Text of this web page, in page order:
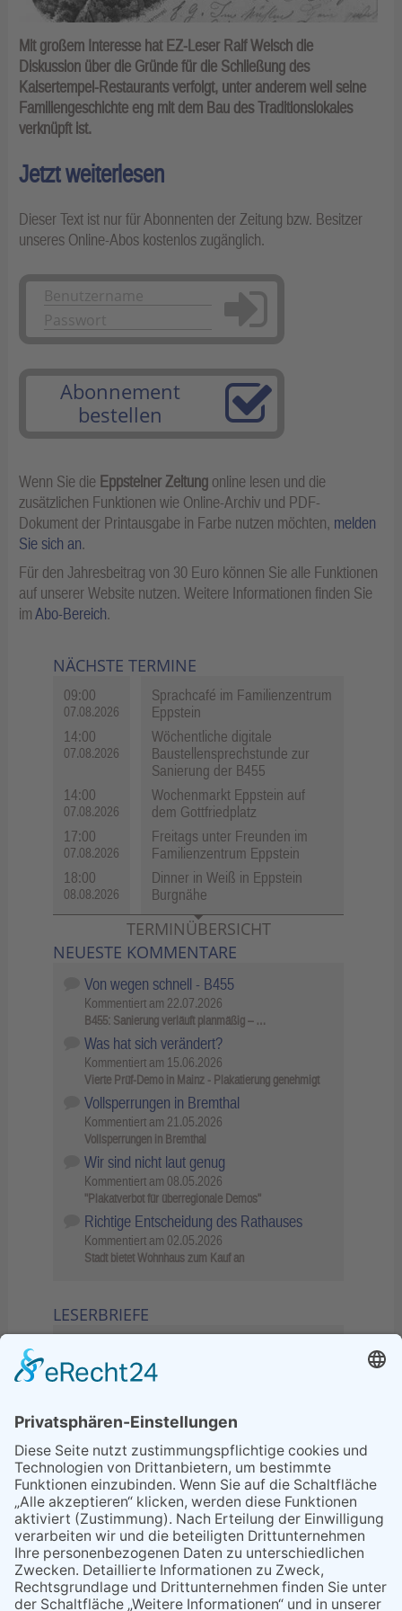
Mit großem Interesse hat EZ-Leser Ralf Welsch die
Diskussion über die Gründe für die Schließung des
Kaisertempel-Restaurants verfolgt, unter anderem weil seine
Familiengeschichte eng mit dem Bau des Traditionslokales
verknüpft ist.
Jetzt weiterlesen
Dieser Text ist nur für Abonnenten der Zeitung bzw. Besitzer
unseres Online-Abos kostenlos zugänglich.
Anmelden
Abonnement
bestellen
Wenn Sie die Eppsteiner Zeitung online lesen und die
zusätzlichen Funktionen wie Online-Archiv und PDF-
Dokument der Printausgabe in Farbe nutzen möchten, melden
Sie sich an.
Für den Jahresbeitrag von 30 Euro können Sie alle Funktionen
auf unserer Website nutzen. Weitere Informationen finden Sie
imAbo-Bereich.
NÄCHSTE TERMINE
09:00
07.08.2026
Sprachcafé im Familienzentrum
Eppstein
14:00
07.08.2026
Wöchentliche digitale
Baustellensprechstunde zur
Sanierung der B455
14:00
07.08.2026
Wochenmarkt Eppstein auf
dem Gottfriedplatz
17:00
07.08.2026
Freitags unter Freunden im
Familienzentrum Eppstein
18:00
08.08.2026
Dinner in Weiß in Eppstein
Burgnähe
TERMINÜBERSICHT
NEUESTE KOMMENTARE
Von wegen schnell - B455
Kommentiert am 22.07.2026
B455: Sanierung verläuft planmäßig – …
Was hat sich verändert?
Kommentiert am 15.06.2026
Vierte Prüf-Demo in Mainz - Plakatierung genehmigt
Vollsperrungen in Bremthal
Kommentiert am 21.05.2026
Vollsperrungen in Bremthal
Wir sind nicht laut genug
Kommentiert am 08.05.2026
"Plakatverbot für überregionale Demos"
Richtige Entscheidung des Rathauses
Kommentiert am 02.05.2026
Stadt bietet Wohnhaus zum Kauf an
LESERBRIEFE
Sperrung B455: Kleiner
Grenzverkehr statt weite Wege
21.04.2026
Wenn Bahn-Computer nicht
miteinander kommunizieren
11.03.2026
"Plakatverbot für überregionale
Demos"
04.02.2026
Gelbe Tonne – Ein kleiner Blick
über den Tellerand
04.02.2026